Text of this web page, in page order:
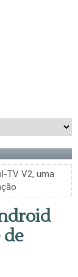
TV V2, uma
de